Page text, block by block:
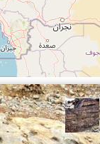
محمد ناصری فرد